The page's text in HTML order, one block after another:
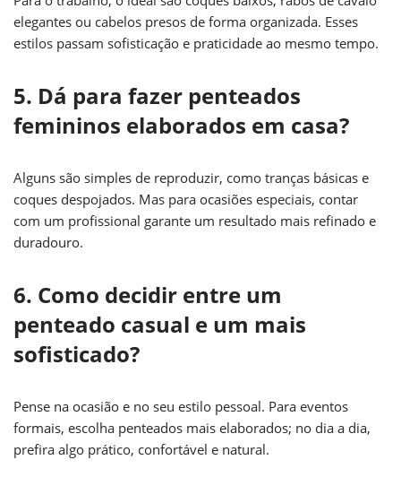
elegantes ou cabelos presos de forma organizada. Esses
estilos passam sofisticação e praticidade ao mesmo tempo.
5. Dá para fazer penteados
femininos elaborados em casa?
Alguns são simples de reproduzir, como tranças básicas e
coques despojados. Mas para ocasiões especiais, contar
com um profissional garante um resultado mais refinado e
duradouro.
6. Como decidir entre um
penteado casual e um mais
sofisticado?
Pense na ocasião e no seu estilo pessoal. Para eventos
formais, escolha penteados mais elaborados; no dia a dia,
prefira algo prático, confortável e natural.